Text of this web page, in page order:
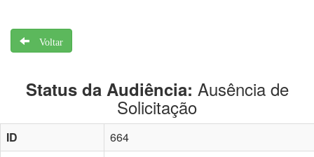
Voltar
Status da Audiência: Ausência de
Solicitação
ID
664